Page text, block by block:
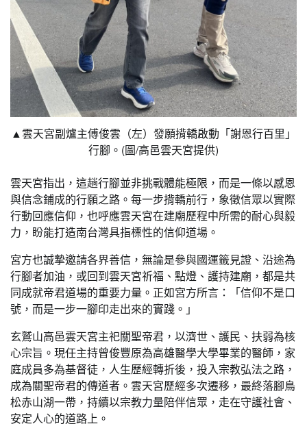
▲雲天宮副爐主傅俊雲（左）發願揹轎啟動「謝恩行百里」
行腳。(圖/高邑雲天宮提供)
雲天宮指出，這趟行腳並非挑戰體能極限，而是一條以感恩
與信念鋪成的行願之路。每一步揹轎前行，象徵信眾以實際
行動回應信仰，也呼應雲天宮在建廟歷程中所需的耐心與毅
力，盼能打造南台灣具指標性的信仰道場。
宮方也誠摯邀請各界善信，無論是參與國運籤見證、沿途為
行腳者加油，或回到雲天宮祈福、點燈、護持建廟，都是共
同成就帝君道場的重要力量。正如宮方所言：「信仰不是口
號，而是一步一腳印走出來的實踐。」
玄鷲山高邑雲天宮主祀關聖帝君，以濟世、護民、扶弱為核
心宗旨。現任主持曾俊豐原為高雄醫學大學畢業的醫師，家
庭成員多為基督徒，人生歷經轉折後，投入宗教弘法之路，
成為關聖帝君的傳道者。雲天宮歷經多次遷移，最終落腳鳥
松赤山湖一帶，持續以宗教力量陪伴信眾，走在守護社會、
安定人心的道路上。